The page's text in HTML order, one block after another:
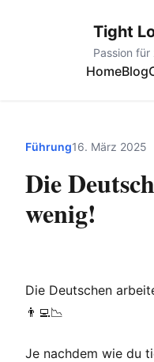
Tight
Passion
HomeBlog
Führung16. März 2025
Die
wenig!
Die Deutschen
👨‍💻📉
Je nachdem wie du